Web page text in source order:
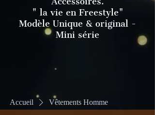
" la vie en Freestyle"
Modèle Unique & original -
Mini série
Accueil Vêtements Homme